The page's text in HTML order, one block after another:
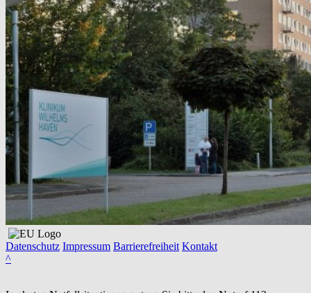
Datenschutz Impressum Barrierefreiheit Kontakt
^